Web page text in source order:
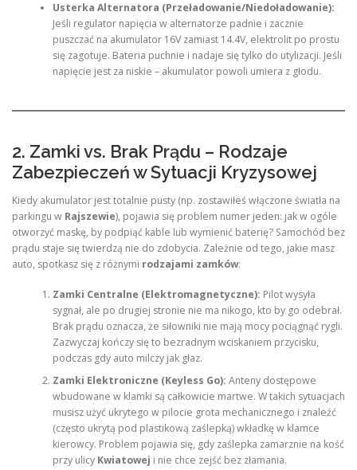
Usterka Alternatora (Przeładowanie/Niedoładowanie):
Jeśli regulator napięcia w alternatorze padnie i zacznie
puszczać na akumulator 16V zamiast 14.4V, elektrolit po prostu
się zagotuje. Bateria puchnie i nadaje się tylko do utylizacji. Jeśli
napięcie jest za niskie – akumulator powoli umiera z głodu.
2. Zamki vs. Brak Prądu – Rodzaje
Zabezpieczeń w Sytuacji Kryzysowej
Kiedy akumulator jest totalnie pusty (np. zostawiłeś włączone światła na
parkingu w Rajszewie), pojawia się problem numer jeden: jak w ogóle
otworzyć maskę, by podpiąć kable lub wymienić baterię? Samochód bez
prądu staje się twierdzą nie do zdobycia. Zależnie od tego, jakie masz
auto, spotkasz się z różnymi rodzajami zamków:
Zamki Centralne (Elektromagnetyczne): Pilot wysyła
sygnał, ale po drugiej stronie nie ma nikogo, kto by go odebrał.
Brak prądu oznacza, że siłowniki nie mają mocy pociągnąć rygli.
Zazwyczaj kończy się to bezradnym wciskaniem przycisku,
podczas gdy auto milczy jak głaz.
Zamki Elektroniczne (Keyless Go): Anteny dostępowe
wbudowane w klamki są całkowicie martwe. W takich sytuacjach
musisz użyć ukrytego w pilocie grota mechanicznego i znaleźć
(często ukrytą pod plastikową zaślepką) wkładkę w klamce
kierowcy. Problem pojawia się, gdy zaślepka zamarznie na kość
przy ulicy Kwiatowej i nie chce zejść bez złamania.